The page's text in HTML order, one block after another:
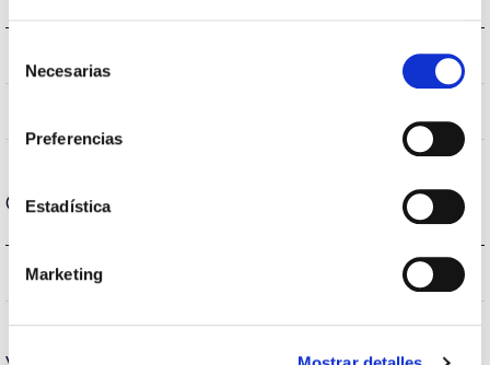
Necesarias
Preferencias
Estadística
Marketing
6500K
Carcasa y Acabado
IP Índice de estanqueidad IP20